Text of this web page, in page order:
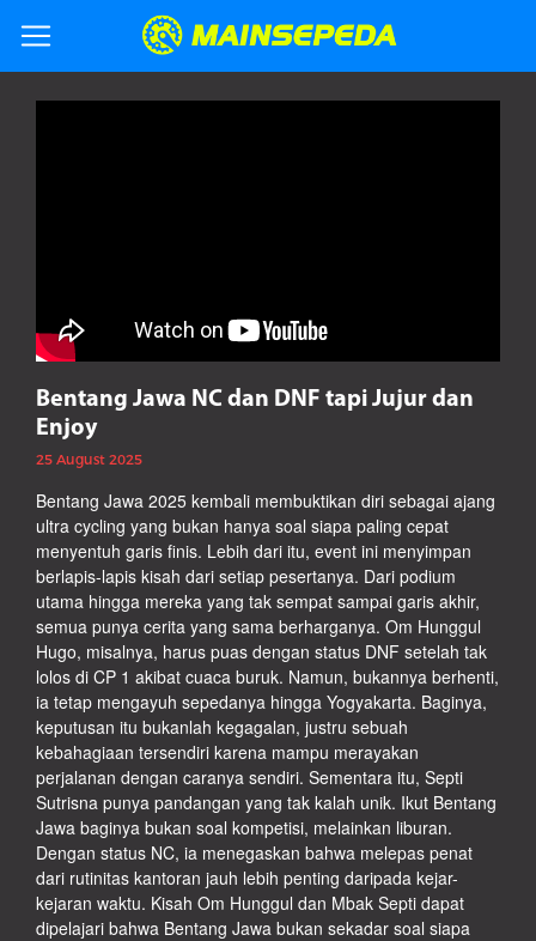
Bentang Jawa NC dan DNF tapi Jujur dan
Enjoy
25 August 2025
Bentang Jawa 2025 kembali membuktikan diri sebagai ajang
ultra cycling yang bukan hanya soal siapa paling cepat
menyentuh garis finis. Lebih dari itu, event ini menyimpan
berlapis-lapis kisah dari setiap pesertanya. Dari podium
utama hingga mereka yang tak sempat sampai garis akhir,
semua punya cerita yang sama berharganya. Om Hunggul
Hugo, misalnya, harus puas dengan status DNF setelah tak
lolos di CP 1 akibat cuaca buruk. Namun, bukannya berhenti,
ia tetap mengayuh sepedanya hingga Yogyakarta. Baginya,
keputusan itu bukanlah kegagalan, justru sebuah
kebahagiaan tersendiri karena mampu merayakan
perjalanan dengan caranya sendiri. Sementara itu, Septi
Sutrisna punya pandangan yang tak kalah unik. Ikut Bentang
Jawa baginya bukan soal kompetisi, melainkan liburan.
Dengan status NC, ia menegaskan bahwa melepas penat
dari rutinitas kantoran jauh lebih penting daripada kejar-
kejaran waktu. Kisah Om Hunggul dan Mbak Septi dapat
dipelajari bahwa Bentang Jawa bukan sekadar soal siapa